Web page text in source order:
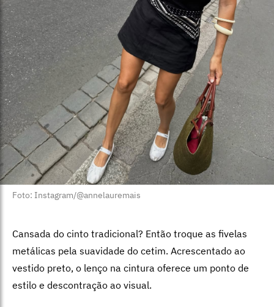
Foto: Instagram/@annelauremais
Cansada do cinto tradicional? Então troque as fivelas
metálicas pela suavidade do cetim. Acrescentado ao
vestido preto, o lenço na cintura oferece um ponto de
estilo e descontração ao visual.